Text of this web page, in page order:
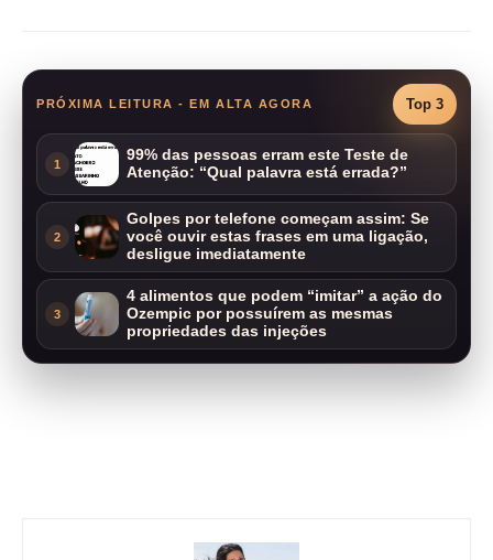
PRÓXIMA LEITURA - EM ALTA AGORA Top 3
1
99% das pessoas erram este Teste de
Atenção: “Qual palavra está errada?”
2
Golpes por telefone começam assim: Se
você ouvir estas frases em uma ligação,
desligue imediatamente
3
4 alimentos que podem “imitar” a ação do
Ozempic por possuírem as mesmas
propriedades das injeções